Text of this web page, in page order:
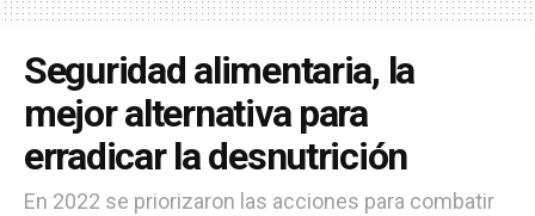
Seguridad alimentaria, la
mejor alternativa para
erradicar la desnutrición
En 2022 se priorizaron las acciones para combatir